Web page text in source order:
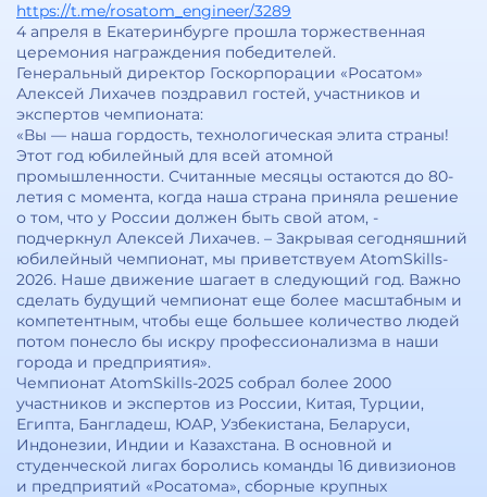
https://t.me/rosatom_engineer/3289
4 апреля в Екатеринбурге прошла торжественная
церемония награждения победителей.
Генеральный директор Госкорпорации «Росатом»
Алексей Лихачев поздравил гостей, участников и
экспертов чемпионата:
«Вы — наша гордость, технологическая элита страны!
Этот год юбилейный для всей атомной
промышленности. Считанные месяцы остаются до 80-
летия с момента, когда наша страна приняла решение
о том, что у России должен быть свой атом, -
подчеркнул Алексей Лихачев. – Закрывая сегодняшний
юбилейный чемпионат, мы приветствуем AtomSkills-
2026. Наше движение шагает в следующий год. Важно
сделать будущий чемпионат еще более масштабным и
компетентным, чтобы еще большее количество людей
потом понесло бы искру профессионализма в наши
города и предприятия».
Чемпионат AtomSkills-2025 собрал более 2000
участников и экспертов из России, Китая, Турции,
Египта, Бангладеш, ЮАР, Узбекистана, Беларуси,
Индонезии, Индии и Казахстана. В основной и
студенческой лигах боролись команды 16 дивизионов
и предприятий «Росатома», сборные крупных